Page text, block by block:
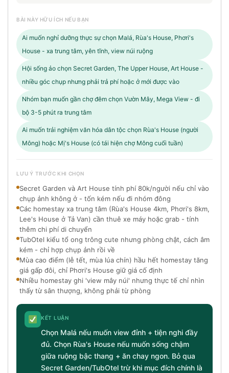
BÀI NÀY HỮU ÍCH NẾU BẠN
Ai muốn nghỉ dưỡng thực sự chọn Malá, Rùa's House, Phơri's
House - xa trung tâm, yên tĩnh, view núi ruộng
Hội sống ảo chọn Secret Garden, The Upper House, Art House -
nhiều góc chụp nhưng phải trả phí hoặc ở mới được vào
Nhóm bạn muốn gần chợ đêm chọn Vườn Mây, Mega View - đi
bộ 3-5 phút ra trung tâm
Ai muốn trải nghiệm văn hóa dân tộc chọn Rùa's House (người
Mông) hoặc Mị's House (có tái hiện chợ Mông cuối tuần)
LƯU Ý TRƯỚC KHI CHỌN
Secret Garden và Art House tính phí 80k/người nếu chỉ vào
chụp ảnh không ở - tốn kém nếu đi nhóm đông
Các homestay xa trung tâm (Rùa's House 4km, Phơri's 8km,
Lee's House ở Tả Van) cần thuê xe máy hoặc grab - tính
thêm chi phí di chuyển
TubOtel kiểu tổ ong trông cute nhưng phòng chật, cách âm
kém - chỉ hợp chụp ảnh rồi về
Mùa cao điểm (lễ tết, mùa lúa chín) hầu hết homestay tăng
giá gấp đôi, chỉ Phơri's House giữ giá cố định
Nhiều homestay ghi 'view mây núi' nhưng thực tế chỉ nhìn
thấy từ sân thượng, không phải từ phòng
KẾT LUẬN
Chọn Malá nếu muốn view đỉnh + tiện nghi đầy
đủ. Chọn Rùa's House nếu muốn sống chậm
giữa ruộng bậc thang + ăn chay ngon. Bỏ qua
Secret Garden/TubOtel trừ khi mục đích chính là